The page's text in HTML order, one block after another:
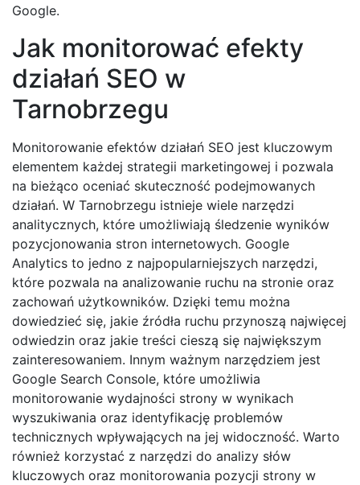
Google.
Jak monitorować efekty
działań SEO w
Tarnobrzegu
Monitorowanie efektów działań SEO jest kluczowym
elementem każdej strategii marketingowej i pozwala
na bieżąco oceniać skuteczność podejmowanych
działań. W Tarnobrzegu istnieje wiele narzędzi
analitycznych, które umożliwiają śledzenie wyników
pozycjonowania stron internetowych. Google
Analytics to jedno z najpopularniejszych narzędzi,
które pozwala na analizowanie ruchu na stronie oraz
zachowań użytkowników. Dzięki temu można
dowiedzieć się, jakie źródła ruchu przynoszą najwięcej
odwiedzin oraz jakie treści cieszą się największym
zainteresowaniem. Innym ważnym narzędziem jest
Google Search Console, które umożliwia
monitorowanie wydajności strony w wynikach
wyszukiwania oraz identyfikację problemów
technicznych wpływających na jej widoczność. Warto
również korzystać z narzędzi do analizy słów
kluczowych oraz monitorowania pozycji strony w